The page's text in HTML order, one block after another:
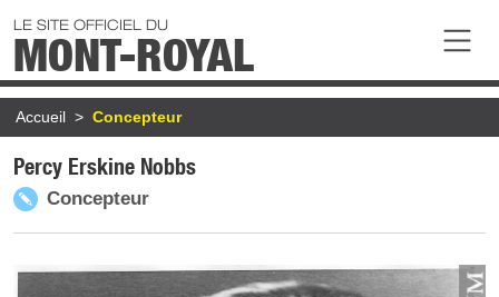
LE SITE OFFICIEL DU
MONT-ROYAL
Fil d'Ariane
Accueil Concepteur
Percy Erskine Nobbs
Concepteur